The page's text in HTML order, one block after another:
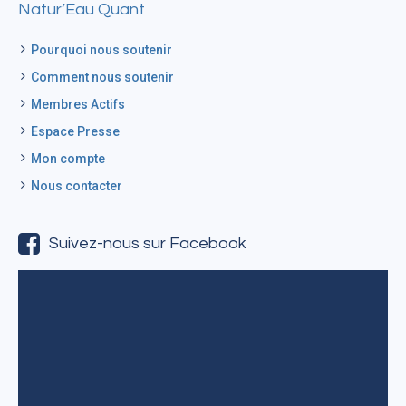
Natur’Eau Quant
Pourquoi nous soutenir
Comment nous soutenir
Membres Actifs
Espace Presse
Mon compte
Nous contacter
Suivez-nous sur Facebook